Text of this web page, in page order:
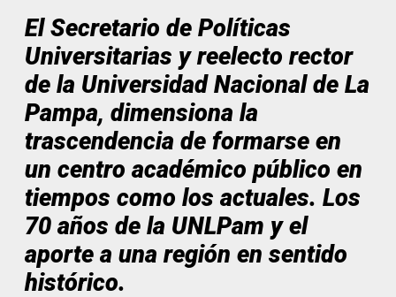
El Secretario de Políticas
Universitarias y reelecto rector
de la Universidad Nacional de La
Pampa, dimensiona la
trascendencia de formarse en
un centro académico público en
tiempos como los actuales. Los
70 años de la UNLPam y el
aporte a una región en sentido
histórico.